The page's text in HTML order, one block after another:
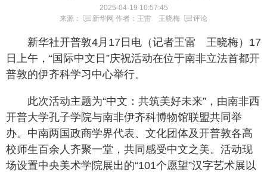
2025-04-19 10:57:45
来源：
新华网 作者：王雷 王晓梅 评论
新华社开普敦4月17日电（记者王雷 王晓梅）17
日上午，“国际中文日”庆祝活动在位于南非立法首都开
普敦的伊齐科学习中心举行。
此次活动主题为“中文：共筑美好未来”，由南非西
开普大学孔子学院与南非伊齐科博物馆联盟共同举
办。中南两国政商学界代表、文化团体及开普敦各高
校师生百余人齐聚一堂，共同感受中文之美。活动现
场设置中央美术学院展出的“101个愿望”汉字艺术展以